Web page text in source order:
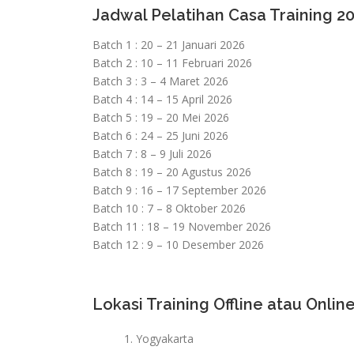
Jadwal Pelatihan Casa Training
Batch 1 : 20 – 21 Januari 2026
Batch 2 : 10 – 11 Februari 2026
Batch 3 : 3 – 4 Maret 2026
Batch 4 : 14 – 15 April 2026
Batch 5 : 19 – 20 Mei 2026
Batch 6 : 24 – 25 Juni 2026
Batch 7 : 8 – 9 Juli 2026
Batch 8 : 19 – 20 Agustus 2026
Batch 9 : 16 – 17 September 2026
Batch 10 : 7 – 8 Oktober 2026
Batch 11 : 18 – 19 November 2026
Batch 12 : 9 – 10 Desember 2026
Lokasi Training Offline atau
Yogyakarta